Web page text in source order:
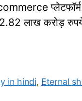
प्लेटफॉर्म
लाख करोड़
in hindi, Eternal